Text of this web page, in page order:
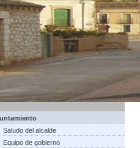
Saludo del alcalde
Equipo de gobierno